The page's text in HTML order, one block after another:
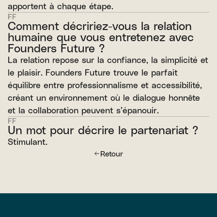
apportent à chaque étape.
FF
Comment décririez-vous la relation
humaine que vous entretenez avec
Founders Future ?
La relation repose sur la confiance, la simplicité et
le plaisir. Founders Future trouve le parfait
équilibre entre professionnalisme et accessibilité,
créant un environnement où le dialogue honnête
et la collaboration peuvent s’épanouir.
FF
Un mot pour décrire le partenariat ?
Stimulant.
Retour